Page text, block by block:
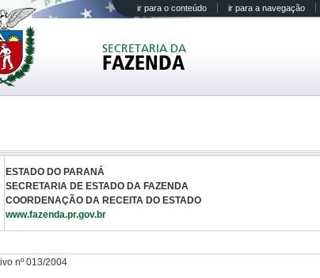
ir para o conteúdo ir para a navegação
SECRETARIA DA
FAZENDA
ESTADO DO PARANÁ
SECRETARIA DE ESTADO DA FAZENDA
COORDENAÇÃO DA RECEITA DO ESTADO
www.fazenda.pr.gov.br
nº 013/2004